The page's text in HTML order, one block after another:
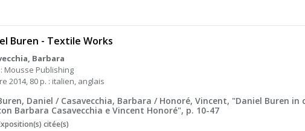
Buren - Textile Works
Barbara
Mousse Publishing
2014, 80 p. : italien, anglais
Daniel / Casavecchia, Barbara / Honoré, Vincent, "Daniel Buren
Barbara Casavecchia e Vincent Honoré", p. 10-47
citée(s)